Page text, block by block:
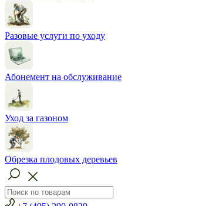
Разовые услуги по уходу
Абонемент на обслуживание
Уход за газоном
Обрезка плодовых деревьев